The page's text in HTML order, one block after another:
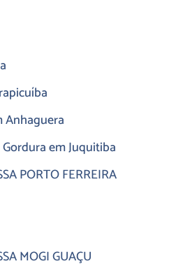
Anhaguera
em Juquitiba
PORTO FERREIRA
MOGI GUAÇU